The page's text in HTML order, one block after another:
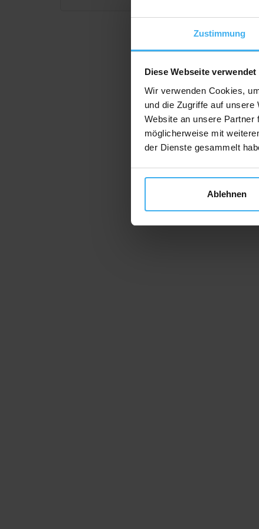
Zustimmung
Diese Webseite
Wir verwenden Cookies,
und die Zugriffe auf
Website an unsere Partner
möglicherweise mit
der Dienste gesammelt
Ablehnen